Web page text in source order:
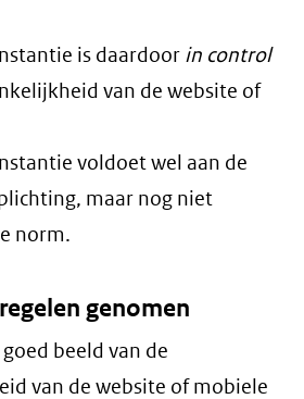
is daardoor in control
van de website of
voldoet wel aan de
maar nog niet
norm.
genomen
beeld van de
van de website of mobiele